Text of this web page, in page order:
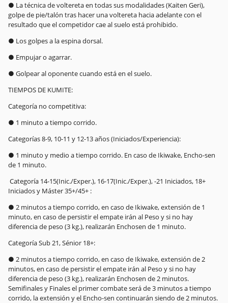
● La técnica de voltereta en todas sus modalidades (Kaiten Geri),
golpe de pie/talón tras hacer una voltereta hacia adelante con el
resultado que el competidor cae al suelo está prohibido.
● Los golpes a la espina dorsal.
● Empujar o agarrar.
● Golpear al oponente cuando está en el suelo.
TIEMPOS DE KUMITE:
Categoría no competitiva:
● 1 minuto a tiempo corrido.
Categorías 8-9, 10-11 y 12-13 años (Iniciados/Experiencia):
● 1 minuto y medio a tiempo corrido. En caso de Ikiwake, Encho-sen
de 1 minuto.
Categoría 14-15(Inic./Exper.), 16-17(Inic./Exper.), -21 Iniciados, 18+
Iniciados y Máster 35+/45+ :
● 2 minutos a tiempo corrido, en caso de Ikiwake, extensión de 1
minuto, en caso de persistir el empate irán al Peso y si no hay
diferencia de peso (3 kg.), realizarán Enchosen de 1 minuto.
Categoría Sub 21, Sénior 18+:
● 2 minutos a tiempo corrido, en caso de Ikiwake, extensión de 2
minutos, en caso de persistir el empate irán al Peso y si no hay
diferencia de peso (3 kg.), realizarán Enchosen de 2 minutos.
Semifinales y Finales el primer combate será de 3 minutos a tiempo
corrido, la extensión y el Encho-sen continuarán siendo de 2 minutos.